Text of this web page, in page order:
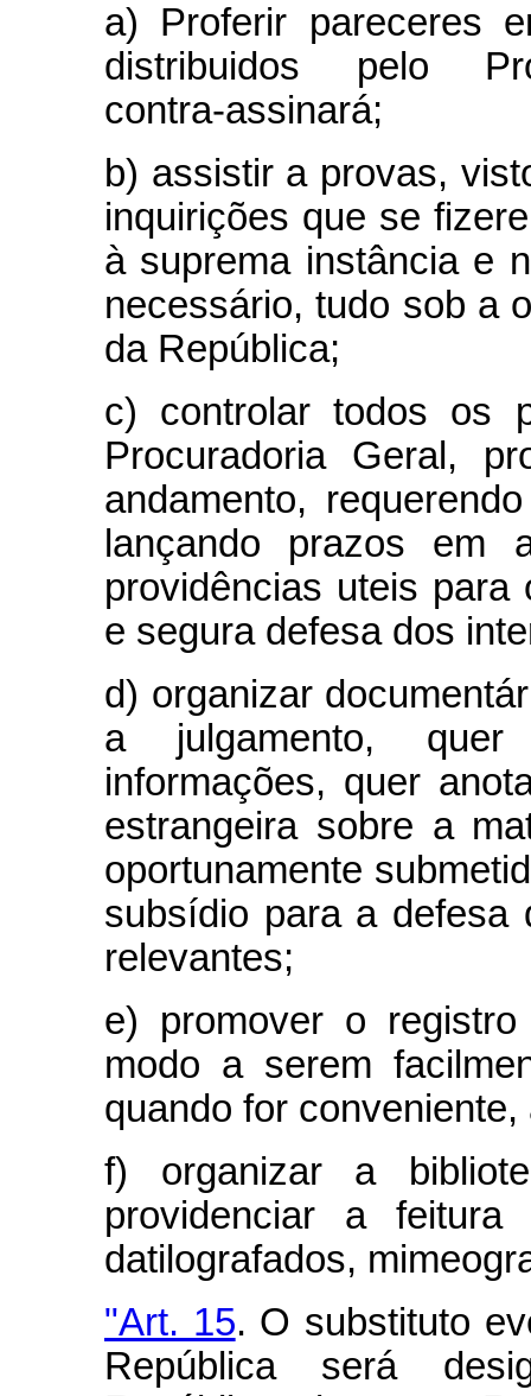
a) Proferir pareceres
distribuidos pelo
contra‑assinará;
b) assistir a provas,
in­quirições que se
à suprema ins­tância e
necessário, tudo sob a
da República;
c) controlar todos os
Procura­doria Geral,
andamento,
lançando prazos em
providências uteis
e segura defesa dos
d) organizar
a jul­gamento, quer
informações, quer
estrangeira sobre a
oportunamente
subsídio para a defesa
rele­vantes;
e) promover o
modo a serem
quando for
f) organizar a
providenciar a
datilografados,
"Art. 15. O substituto
Re­pública será